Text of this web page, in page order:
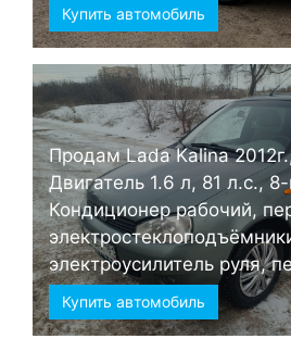
Купить автомобиль
Продам Lada Kalina
Двигатель 1.6 л, 81 л.с.,
Кондиционер рабочий,
электроусилитель руля,
Купить автомобиль